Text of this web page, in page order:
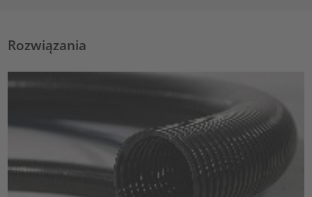
Rozwiązania